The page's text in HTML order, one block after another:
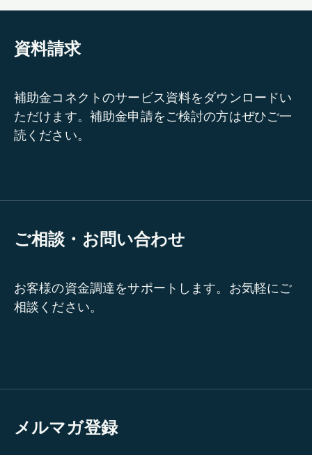
資料請求
補助金コネクトのサービス資料をダウンロードい
ただけます。補助金申請をご検討の方はぜひご一
読ください。
ご相談・お問い合わせ
お客様の資金調達をサポートします。お気軽にご
相談ください。
メルマガ登録